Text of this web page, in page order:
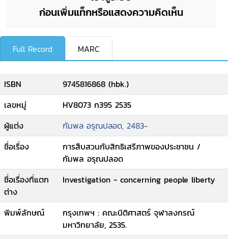
ก่อนเพิ่มแท็กหรือแสดงความคิดเห็น
Full Record MARC
ISBN
9745816868 (hbk.)
เลขหมู่
HV8073 ก395 2535
ผู้แต่ง
กัมพล อรุณปลอด, 2483-
ชื่อเรื่อง
การสืบสวนกับสิทธิเสรีภาพของประชาชน /
กัมพล อรุณปลอด
ชื่อเรื่องที่แตก
ต่าง
Investigation - concerning people liberty
พิมพ์ลักษณ์
กรุงเทพฯ : คณะนิติศาสตร์ จุฬาลงกรณ์
มหาวิทยาลัย, 2535.